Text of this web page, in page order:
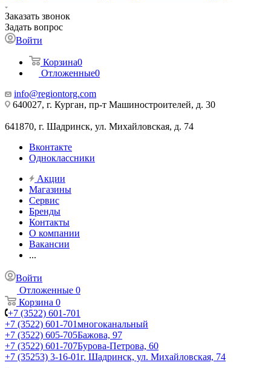
Заказать звонок
Задать вопрос
Войти
Корзина0
Отложенные0
info@regiontorg.com
640027, г. Курган, пр-т Машиностроителей, д. 30
641870, г. Шадринск, ул. Михайловская, д. 74
Вконтакте
Одноклассники
Акции
Магазины
Сервис
Бренды
Контакты
О компании
Вакансии
...
Войти
Отложенные 0
Корзина 0
+7 (3522) 601-701
+7 (3522) 601-701многоканальный
+7 (3522) 605-705Бажова, 97
+7 (3522) 601-707Бурова-Петрова, 60
+7 (35253) 3-16-01г. Шадринск, ул. Михайловская, 74